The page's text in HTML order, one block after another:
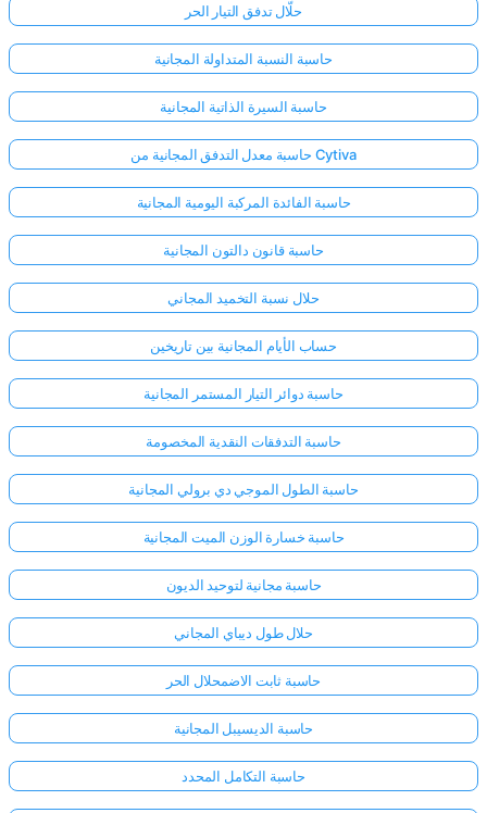
حلّال تدفق التيار الحر
حاسبة النسبة المتداولة المجانية
حاسبة السيرة الذاتية المجانية
حاسبة معدل التدفق المجانية من Cytiva
حاسبة الفائدة المركبة اليومية المجانية
حاسبة قانون دالتون المجانية
حلال نسبة التخميد المجاني
حساب الأيام المجانية بين تاريخين
حاسبة دوائر التيار المستمر المجانية
حاسبة التدفقات النقدية المخصومة
حاسبة الطول الموجي دي برولي المجانية
حاسبة خسارة الوزن الميت المجانية
حاسبة مجانية لتوحيد الديون
حلال طول ديباي المجاني
حاسبة ثابت الاضمحلال الحر
حاسبة الديسيبل المجانية
حاسبة التكامل المحدد